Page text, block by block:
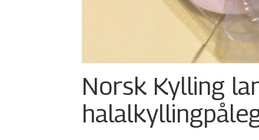
Norsk Kylling